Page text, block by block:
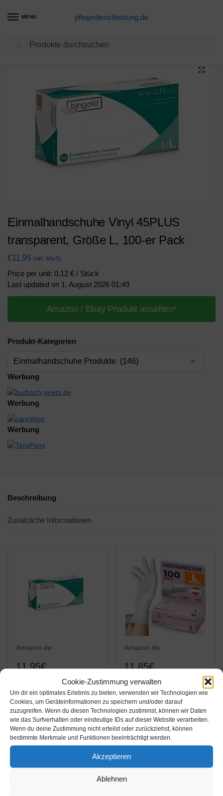
Cookie-Zustimmung verwalten
Um dir ein optimales Erlebnis zu bieten, verwenden wir Technologien wie
Cookies, um Geräteinformationen zu speichern und/oder darauf
zuzugreifen. Wenn du diesen Technologien zustimmst, können wir Daten
wie das Surfverhalten oder eindeutige IDs auf dieser Website verarbeiten.
Wenn du deine Zustimmung nicht erteilst oder zurückziehst, können
bestimmte Merkmale und Funktionen beeinträchtigt werden.
Akzeptieren
Ablehnen
MENU pflegedienstleistung.de
Einmalhandschuhe Produkte
Einmalhandschuhe Vinyl 45PLUS
transparent, Größe L, 100-er Pack
€11,95 inkl. MwSt.
Price per unit: 0,12 € / Stück
Last updated on 1. August 2026 01:49
Amazon / Ebay Produkt ansehen*
Produkt-Kategorien
Werbung
Werbung
Werbung
Beschreibung
Zusätzliche Informationen
Amazon.de
11,95€
Einmalhandschuhe
Vinyl 45PLUS
transparent, Größe L,
100-er Pack
Amazon / Ebay
Produkt ansehen*
Amazon.de
11,85€
100 Nitrilhandschuhe
Gr. L/9, weiß,
Einweghandschuhe,
Einmalhandschuhe
Amazon / Ebay
Produkt ansehen*
-20%